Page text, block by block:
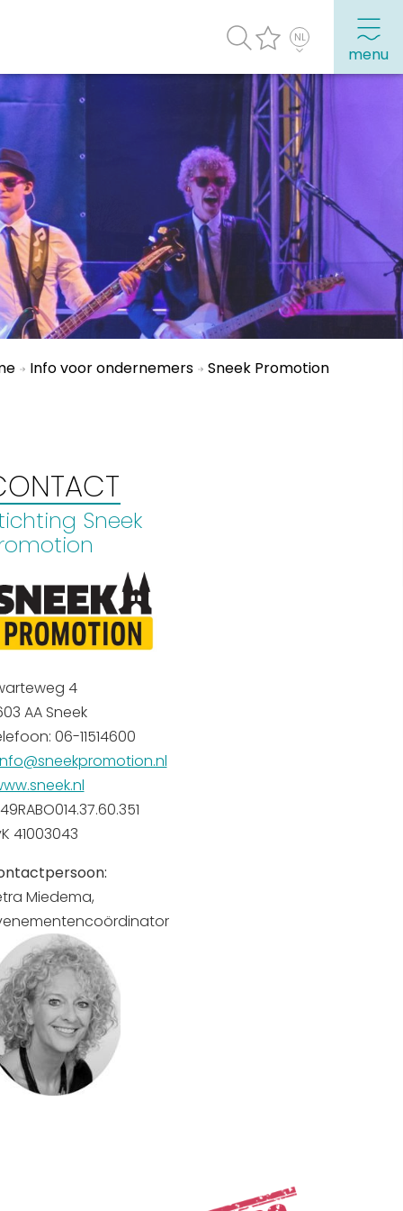
menu
Veel bezochte pagina's:
Top 10 leuke dingen
Vakantie vieren in Sneek
Uitgaan in Sneek
Overnachten in Sneek
Citygame Escapegame Sneek
Bootverhuur
Info voor ondernemers Sneek Promotion
Sneek
4
AA Sneek
06-11514600
41003043
Miedema,